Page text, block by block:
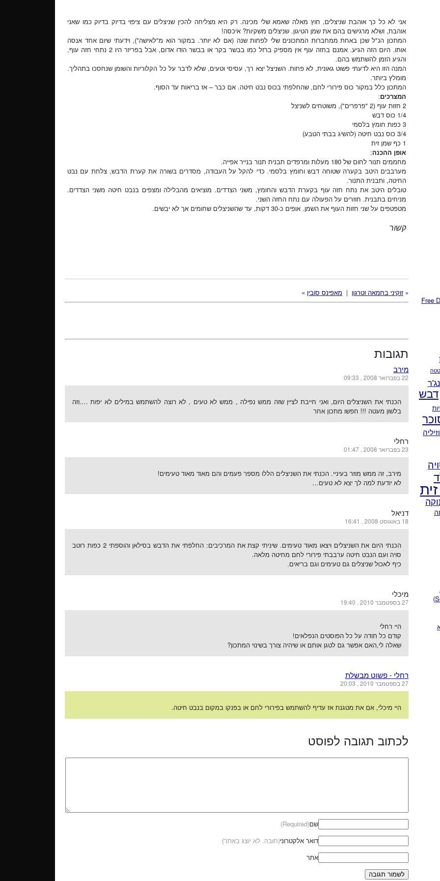
אני לא כל כך אוהבת שניצלים, חוץ מאלה שאמא שלי מכינה. רק היא מצליחה להכין שניצלים עם ציפוי בדיוק בדיוק כמו שאני
אוהבת, ושלא מרגישים בהם את שמן הטיגון. שניצלים משקיות? איכסה!
המתכון הנ"ל שכן באחת ממחברות המתכונים שלי לפחות שנה (אם לא יותר. במקור הוא מ"לאישה"), וידעתי שיום אחד אנסה
אותו. היום הזה הגיע. אמנם בחזה עוף אין מספיק ברזל כמו בבשר בקר או בבשר הודו אדום, אבל בפריזר היו 2 נתחי חזה עוף,
והגיע הזמן להשתמש בהם.
המנה הזו היא לדעתי פשוט גאונית, לא פחות. השניצל יצא רך, עסיסי וטעים, שלא לדבר על כל הקלוריות והשומן שנחסכו בתהליך.
מומלץ ביותר.
המתכון כלל במקור כוס פירורי לחם, שהחלפתי בכוס נבט חיטה. אם כבר – אז בריאות עד הסוף.
המצרכים:
2 חזות עוף (2 "פרפרים"), משוטחים לשניצל
1/4 כוס דבש
3 כפות חומץ בלסמי
3/4 כוס נבט חיטה (להשיג בבתי הטבע)
1 כף שמן זית
אופן ההכנה:
מחממים תנור לחום של 180 מעלות ומרפדים תבנית תנור בנייר אפייה.
מערבבים היטב בקערה שטוחה דבש וחומץ בלסמי. כדי להקל על העבודה, מסדרים בשורה את קערת הדבש, צלחת עם נבט
החיטה, ותבנית התנור.
טובלים היטב את נתח חזה עוף בקערת הדבש והחומץ, משני הצדדים. מוציאים מהבלילה ומצפים בנבט חיטה משני הצדדים.
מניחים בתבנית. חוזרים על הפעולה עם נתח החזה השני.
מטפטפים על שני חזות העוף את השמן. אופים כ-30 דקות, עד שהשניצלים שחומים אך לא יבשים.
קשור
« זוקיני בחמאה וטרגון | מאפינס סובין »
תגובות
מירב
22 בפברואר 2008 , 09:33
הכנתי את השניצלים היום, ואני חייבת לציין שזה ממש נפילה , ממש לא טעים , לא רוצה להשתמש במילים לא יפות ….וזה
בלשון מעטה !!! חפשו מתכון אחר
רחלי
23 בפברואר 2008 , 01:47
מירב, זה ממש מוזר בעיניי. הכנתי את השניצלים הללו מספר פעמים והם מאוד מאוד טעימים!
לא יודעת למה לך יצא לא טעים…
דניאל
18 באוגוסט 2008 , 16:41
הכנתי היום את השניצלים ויצאו מאוד טעימים. שיניתי קצת את המרכיבים: החלפתי את הדבש בסילאן והוספתי 2 כפות רוטב
סויה ועם הנבט חיטה ערבבתי פירורי לחם מחיטה מלאה.
כיף לאכול שניצלים גם טעימים וגם בריאים.
מיכלי
27 בספטמבר 2010 , 19:40
היי רחלי
קודם כל תודה על כל הפוסטים הנפלאים!
שאלה לי,האם אפשר גם לטגן אותם או שיהיה צורך בשינוי המתכון?
רחלי - פשוט מבשלת
27 בספטמבר 2010 , 20:03
היי מיכלי, אם את מטגנת אז עדיף להשתמש בפירורי לחם או בפנקו במקום בנבט חיטה.
לכתוב תגובה לפוסט
שם(Required)
דואר אלקטרוני(חובה. לא יוצג באתר)
אתר
דבש